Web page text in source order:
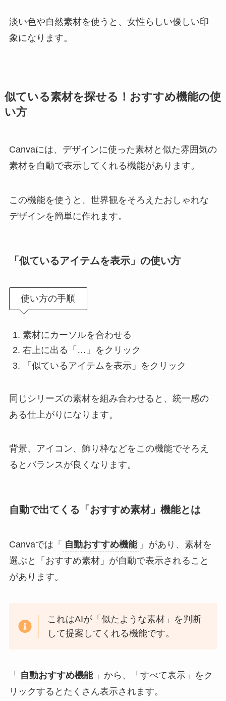
淡い色や自然素材を使うと、女性らしい優しい印
象になります。
似ている素材を探せる！おすすめ機能の使
い方
Canvaには、デザインに使った素材と似た雰囲気の
素材を自動で表示してくれる機能があります。
この機能を使うと、世界観をそろえたおしゃれな
デザインを簡単に作れます。
「似ているアイテムを表示」の使い方
使い方の手順
素材にカーソルを合わせる
右上に出る「…」をクリック
「似ているアイテムを表示」をクリック
同じシリーズの素材を組み合わせると、統一感の
ある仕上がりになります。
背景、アイコン、飾り枠などをこの機能でそろえ
るとバランスが良くなります。
自動で出てくる「おすすめ素材」機能とは
Canvaでは「 自動おすすめ機能 」があり、素材を
選ぶと「おすすめ素材」が自動で表示されること
があります。
これはAIが「似たような素材」を判断
して提案してくれる機能です。
「 自動おすすめ機能 」から、「すべて表示」をク
リックするとたくさん表示されます。